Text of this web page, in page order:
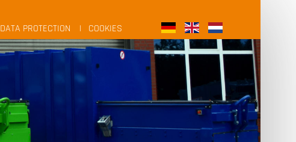
DATA PROTECTION COOKIES